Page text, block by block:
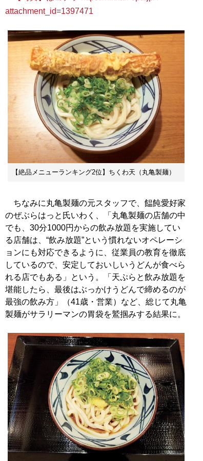
attachment_id=1397471
【絶品メニューランキング2位】ちくわ天（丸亀製麺）
ちなみに丸亀製麺の元スタッフで、饂飩愛好家
のぜぶらはっと氏いわく、「丸亀製麺の店舗の中
でも、30分1000円からの飲み放題を実施してい
る店舗は、“飲み放題”という慣れないオペレーシ
ョンにも対応できるように、従業員の教育を徹底
しているので、安定しておいしいうどんが食べら
れる店でもある」という。「天ぷらと飲み放題を
堪能したら、最後はぶっかけうどんで締めるのが
最強の飲み方」（41歳・営業）など、総じて丸亀
製麺がサラリーマンの胃袋を鷲掴みする結果に。